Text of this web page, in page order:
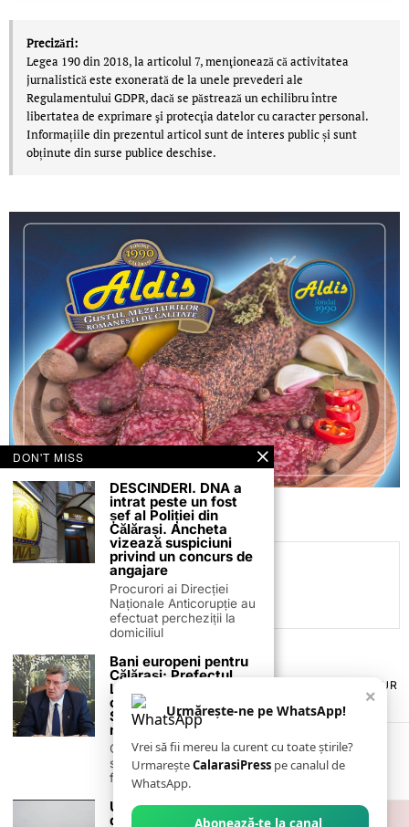
Precizări:
Legea 190 din 2018, la articolul 7, menţionează că activitatea
jurnalistică este exonerată de la unele prevederi ale
Regulamentului GDPR, dacă se păstrează un echilibru între
libertatea de exprimare şi protecţia datelor cu caracter personal.
Informațiile din prezentul articol sunt de interes public și sunt
obținute din surse publice deschise.
Daniel Mitrea
TERMENI ȘI CONDIȚII
POLITICA DE ANULARE & RETUR
PUBLICITATE ONLINE & TIPĂRITĂ
CONTACT
ZIARUL ANUNȚUL CĂLĂRĂȘEAN
×
Urmărește-ne pe WhatsApp!
Vrei să fii mereu la curent cu toate știrile?
UrmareșteCalarasiPress pe canalul de
WhatsApp.
Abonează-te la canal
DON'T MISS
DESCINDERI. DNA a
intrat peste un fost
șef al Poliției din
Călărași. Ancheta
vizează suspiciuni
privind un concurs de
angajare
Procurori ai Direcției
Naționale Anticorupție au
efectuat percheziții la
domiciliul
Bani europeni pentru
Călărași: Prefectul
Laurențiu State anunță
colaborarea cu ADR
Sud-Muntenia pentru
noi finanțări
Călărașul se pregătește
să intre pe harta
finanțărilor europene, cu
Ultimă oră! O porțiune
din A2 a fost închisă